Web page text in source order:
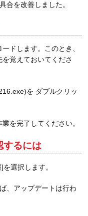
合を改善しました。
ドします。このとき、
覚えておいてくださ
を ダブルクリッ
を完了してください。
するには
選択します。
、アップデートは行わ